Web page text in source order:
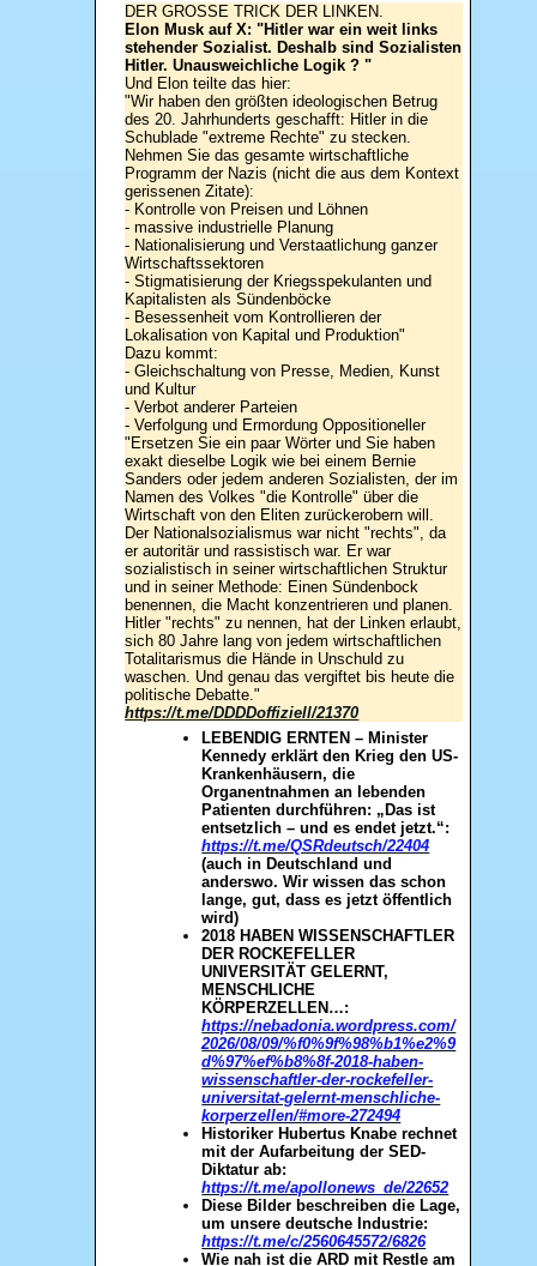
DER GROSSE TRICK DER LINKEN.
Elon Musk auf X: "Hitler war ein weit links
stehender Sozialist. Deshalb sind Sozialisten
Hitler. Unausweichliche Logik ? "
Und Elon teilte das hier:
"Wir haben den größten ideologischen Betrug
des 20. Jahrhunderts geschafft: Hitler in die
Schublade "extreme Rechte" zu stecken.
Nehmen Sie das gesamte wirtschaftliche
Programm der Nazis (nicht die aus dem Kontext
gerissenen Zitate):
- Kontrolle von Preisen und Löhnen
- massive industrielle Planung
- Nationalisierung und Verstaatlichung ganzer
Wirtschaftssektoren
- Stigmatisierung der Kriegsspekulanten und
Kapitalisten als Sündenböcke
- Besessenheit vom Kontrollieren der
Lokalisation von Kapital und Produktion"
Dazu kommt:
- Gleichschaltung von Presse, Medien, Kunst
und Kultur
- Verbot anderer Parteien
- Verfolgung und Ermordung Oppositioneller
"Ersetzen Sie ein paar Wörter und Sie haben
exakt dieselbe Logik wie bei einem Bernie
Sanders oder jedem anderen Sozialisten, der im
Namen des Volkes "die Kontrolle" über die
Wirtschaft von den Eliten zurückerobern will.
Der Nationalsozialismus war nicht "rechts", da
er autoritär und rassistisch war. Er war
sozialistisch in seiner wirtschaftlichen Struktur
und in seiner Methode: Einen Sündenbock
benennen, die Macht konzentrieren und planen.
Hitler "rechts" zu nennen, hat der Linken erlaubt,
sich 80 Jahre lang von jedem wirtschaftlichen
Totalitarismus die Hände in Unschuld zu
waschen. Und genau das vergiftet bis heute die
politische Debatte."
https://t.me/DDDDoffiziell/21370
LEBENDIG ERNTEN – Minister
Kennedy erklärt den Krieg den US-
Krankenhäusern, die
Organentnahmen an lebenden
Patienten durchführen: „Das ist
entsetzlich – und es endet jetzt.“:
https://t.me/QSRdeutsch/22404
(auch in Deutschland und
anderswo. Wir wissen das schon
lange, gut, dass es jetzt öffentlich
wird)
2018 HABEN WISSENSCHAFTLER
DER ROCKEFELLER
UNIVERSITÄT GELERNT,
MENSCHLICHE
KÖRPERZELLEN…:
https://nebadonia.wordpress.com/
2026/08/09/%f0%9f%98%b1%e2%9
d%97%ef%b8%8f-2018-haben-
wissenschaftler-der-rockefeller-
universitat-gelernt-menschliche-
korperzellen/#more-272494
Historiker Hubertus Knabe rechnet
mit der Aufarbeitung der SED-
Diktatur ab:
https://t.me/apollonews_de/22652
Diese Bilder beschreiben die Lage,
um unsere deutsche Industrie:
https://t.me/c/2560645572/6826
Wie nah ist die ARD mit Restle am